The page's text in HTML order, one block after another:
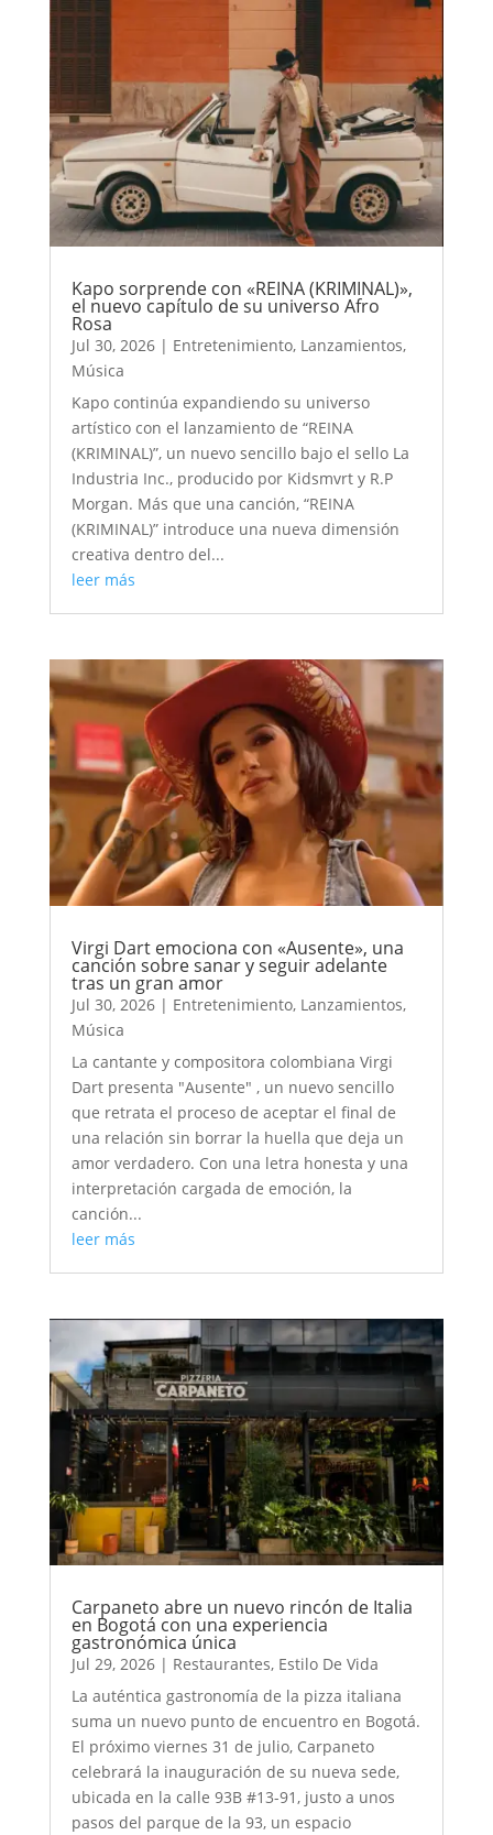
Kapo sorprende con «REINA (KRIMINAL)»,
el nuevo capítulo de su universo Afro
Rosa
Jul 30, 2026| Entretenimiento, Lanzamientos,
Música
Kapo continúa expandiendo su universo
artístico con el lanzamiento de “REINA
(KRIMINAL)”, un nuevo sencillo bajo el sello La
Industria Inc., producido por Kidsmvrt y R.P
Morgan. Más que una canción, “REINA
(KRIMINAL)” introduce una nueva dimensión
creativa dentro del...
leer más
Virgi Dart emociona con «Ausente», una
canción sobre sanar y seguir adelante
tras un gran amor
Jul 30, 2026| Entretenimiento, Lanzamientos,
Música
La cantante y compositora colombiana Virgi
Dart presenta "Ausente" , un nuevo sencillo
que retrata el proceso de aceptar el final de
una relación sin borrar la huella que deja un
amor verdadero. Con una letra honesta y una
interpretación cargada de emoción, la
canción...
leer más
Carpaneto abre un nuevo rincón de Italia
en Bogotá con una experiencia
gastronómica única
Jul 29, 2026| Restaurantes, Estilo De Vida
La auténtica gastronomía de la pizza italiana
suma un nuevo punto de encuentro en Bogotá.
El próximo viernes 31 de julio, Carpaneto
celebrará la inauguración de su nueva sede,
ubicada en la calle 93B #13-91, justo a unos
pasos del parque de la 93, un espacio